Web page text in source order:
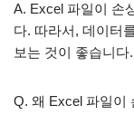
A. Excel 파일이 손
다. 따라서, 데이터
보는 것이 좋습니다.
Q. 왜 Excel 파일이